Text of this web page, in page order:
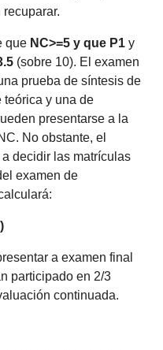
que NC>=5 y que P1 y
(sobre 10). El examen
prueba de síntesis de
teórica y una de
presentarse a la
No obstante, el
decidir las matrículas
examen de
a examen final
participado en 2/3
continuada.